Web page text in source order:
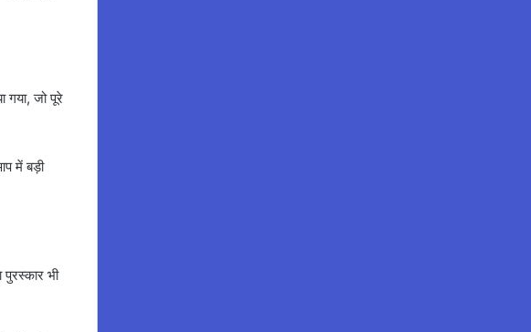
गया, जो पूरे
में बड़ी
भी